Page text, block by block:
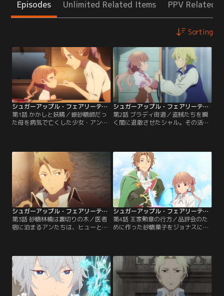
Episodes Unlimited Related Items PPV Related
Sorting
シュガーアップル・フェアリーテイル 第01話
第1話 かかしと妖精／銀砂糖師だっ
た母を病気で亡くした少女・アン
は、自分も一流の銀砂糖師になると
町で立ち寄ったのは妖精市場。そこ
でアンは、見た目は美しいが口が悪
い、シャルという戦士妖精を旅の護
衛として金貨で買う。
シュガーアップル・フェアリーテイル 第02話
第2話 ブラディ街道／盗賊たちを瞬
く間に退散させたシャル。その活躍
妖精・ミスリル・リッド・ポッド
が、恩返しのためについていくと宣
言。いつの間にか増えた同行者たち
と共に、アンはブラディ街道を進む
ことに…。
シュガーアップル・フェアリーテイル 第03話
第3話 砂糖林檎は裏切りの木／医者
宿に泊まるアンたちは、ヒューと名
を依頼する。だが、ヒューの評価は
散々なものだった。その夜、落ち込
むアンを慰めるかのように、シャル
は初めて自らの過去を語る…。
シュガーアップル・フェアリーテイル 第04話
第4話 王家勲章の行方／品評会のた
めに作った砂糖菓子をジョナスに盗
が途絶えたと絶望するアンは、シャ
ルに片羽を返す。シャルもミスリ
ル・リッド・ポッドもいなくなり、
ひとりぼっちに戻ってしまうアンだ
が……。